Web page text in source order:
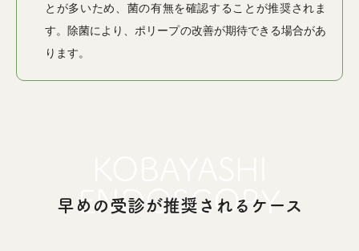
とが多いため、菌の有無を確認することが推奨されま
す。除菌により、ポリープの改善が期待できる場合があ
ります。
早めの受診が推奨されるケース